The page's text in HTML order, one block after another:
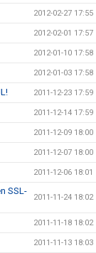
2012-02-27 17:55
2012-02-01 17:57
2012-01-10 17:58
2012-01-03 17:58
2011-12-23 17:59
2011-12-14 17:59
2011-12-09 18:00
2011-12-07 18:00
2011-12-06 18:01
SSL-
2011-11-24 18:02
2011-11-18 18:02
2011-11-13 18:03